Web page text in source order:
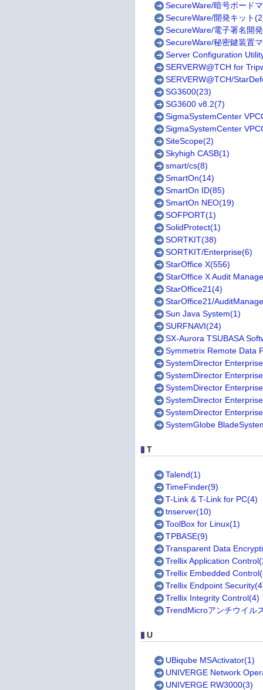
SecureWare/暗号ボード
SecureWare/開発キット
SecureWare/電子署名開
SecureWare/秘密鍵装置
Server Configuration
SERVERW@TCH for
SERVERW@TCH/
SG3600(23)
SG3600 v8.2(7)
SigmaSystemCenter
SigmaSystemCenter
SiteScope(2)
Skyhigh CASB(1)
smart/cs(8)
SmartOn(14)
SmartOn ID(85)
SmartOn NEO(19)
SOFPORT(1)
SolidProtect(1)
SORTKIT(38)
SORTKIT/Enterprise(6)
StarOffice X(556)
StarOffice X Audit
StarOffice21(4)
StarOffice21/
Sun Java System(1)
SURFNAVI(24)
SX-Aurora TSUBASA
Symmetrix Remote Data
SystemDirector
SystemDirector
SystemDirector
SystemDirector
SystemDirector
SystemGlobe
T
Talend(1)
TimeFinder(9)
T-Link & T-Link for PC(4)
tnserver(10)
ToolBox for Linux(1)
TPBASE(9)
Transparent Data
Trellix Application
Trellix Embedded
Trellix Endpoint
Trellix Integrity Control(4)
TrendMicroアンチウイル
U
UBiqube MSActivator(1)
UNIVERGE Network
UNIVERGE RW3000(3)